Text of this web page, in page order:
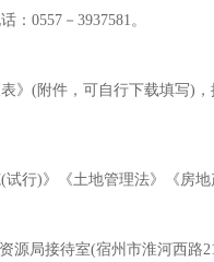
： 0557 － 3937581 。
》 ( 附件，可自行下载填写)
(试行)》《土地管理法》《房
源局接待室(宿州市淮河西路